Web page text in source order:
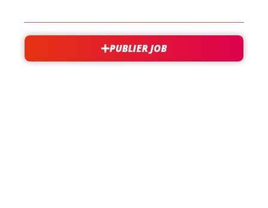
PUBLIER JOB